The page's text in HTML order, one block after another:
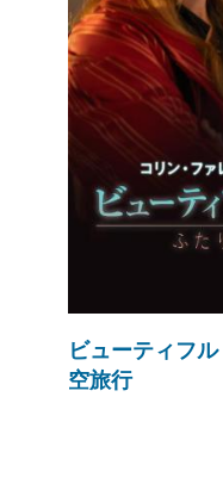
ビューティフ
空旅行